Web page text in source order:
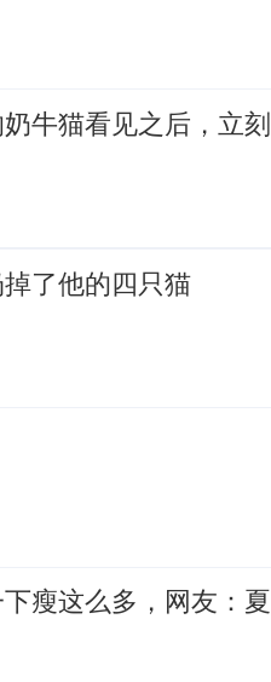
牛猫看见之后，立刻
了他的四只猫
瘦这么多，网友：夏